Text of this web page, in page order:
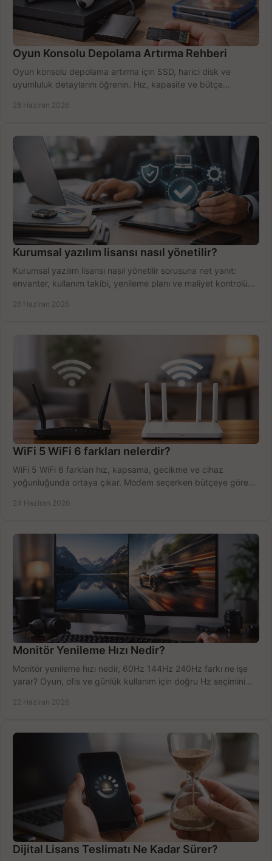
Oyun Konsolu Depolama Artırma Rehberi
Oyun konsolu depolama artırma için SSD, harici disk ve
uyumluluk detaylarını öğrenin. Hız, kapasite ve bütçe
28 Haziran 2026
Kurumsal yazılım lisansı nasıl yönetilir?
Kurumsal yazılım lisansı nasıl yönetilir sorusuna net yanıt:
envanter, kullanım takibi, yenileme planı ve maliyet kontrolü
26 Haziran 2026
WiFi 5 WiFi 6 farkları nelerdir?
WiFi 5 WiFi 6 farkları hız, kapsama, gecikme ve cihaz
yoğunluğunda ortaya çıkar. Modem seçerken bütçeye göre
24 Haziran 2026
Monitör Yenileme Hızı Nedir?
Monitör yenileme hızı nedir, 60Hz 144Hz 240Hz farkı ne işe
yarar? Oyun, ofis ve günlük kullanım için doğru Hz seçimini
22 Haziran 2026
Dijital Lisans Teslimatı Ne Kadar Sürer?